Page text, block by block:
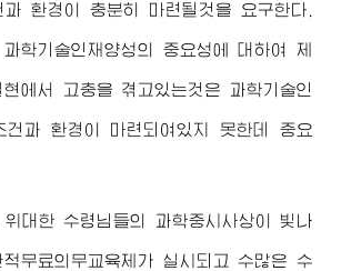
환경이 충분히 마련될것을 요구한다.
학기술인재양성의 중요성에 대하여 제
에서 고충을 겪고있는것은 과학기술인
건과 환경이 마련되여있지 못한데 중요
위대한 수령님들의 과학중시사상이 빛나
무료의무교육제가 실시되고 수많은 수